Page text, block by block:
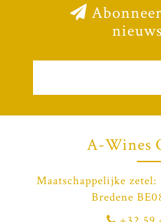
A-Wines
Maatschappelijke
Bredene